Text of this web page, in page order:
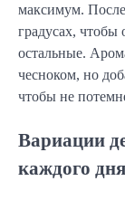
максимум.
градусах, чтобы
остальные.
чесноком, но
чтобы не
Вариации
каждого дня